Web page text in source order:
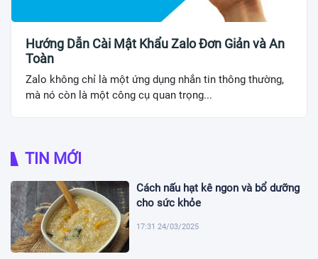
Hướng Dẫn Cài Mật Khẩu Zalo Đơn Giản và An
Toàn
Zalo không chỉ là một ứng dụng nhắn tin thông thường,
mà nó còn là một công cụ quan trọng...
TIN MỚI
Cách nấu hạt kê ngon và bổ dưỡng
cho sức khỏe
17:31 24/03/2025